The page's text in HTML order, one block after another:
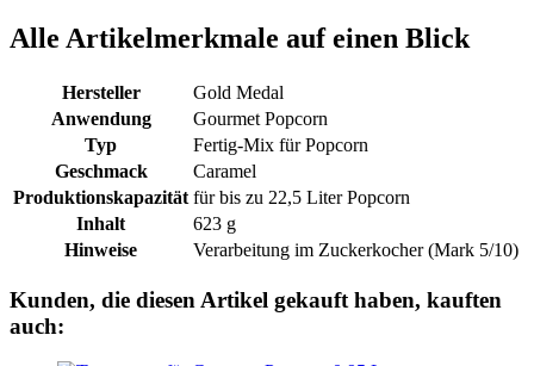
Alle Artikelmerkmale auf einen Blick
Hersteller
Gold Medal
Anwendung
Gourmet Popcorn
Typ
Fertig-Mix für Popcorn
Geschmack
Caramel
Produktionskapazität für bis zu 22,5 Liter Popcorn
Inhalt
623 g
Hinweise
Verarbeitung im Zuckerkocher (Mark 5/10)
Kunden, die diesen Artikel gekauft haben, kauften
auch: